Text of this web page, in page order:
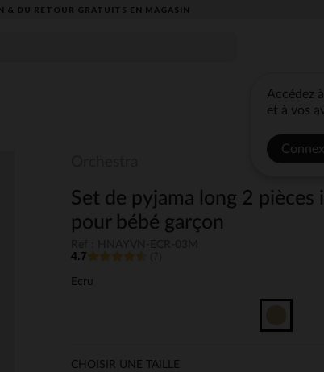
& DU RETOUR GRATUITS EN MAGASIN​
Accédez
et à vos
Set de pyjama long 2
pour bébé garçon
4.7
Ecru
CHOISIR UNE TAILLE